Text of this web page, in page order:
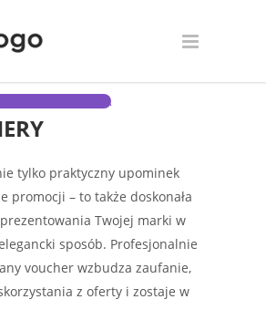
voucherów
VOUCHERA
tylko praktyczny upominek
promocji – to także doskonała
Twojej marki w
sposób. Profesjonalnie
voucher wzbudza zaufanie,
z oferty i zostaje w